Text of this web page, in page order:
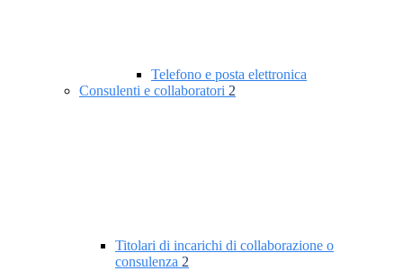
Telefono e posta elettronica
Consulenti e collaboratori 2
Titolari di incarichi di collaborazione o
consulenza 2